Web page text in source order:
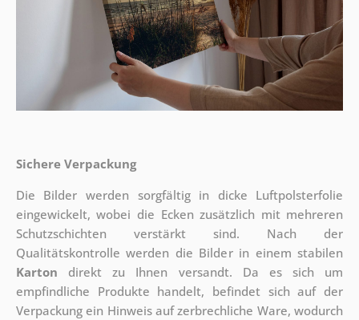
Sichere Verpackung
Die Bilder werden sorgfältig in dicke Luftpolsterfolie
eingewickelt, wobei die Ecken zusätzlich mit mehreren
Schutzschichten verstärkt sind. Nach der
Qualitätskontrolle werden die Bilder in einem stabilen
Karton direkt zu Ihnen versandt. Da es sich um
empfindliche Produkte handelt, befindet sich auf der
Verpackung ein Hinweis auf zerbrechliche Ware, wodurch